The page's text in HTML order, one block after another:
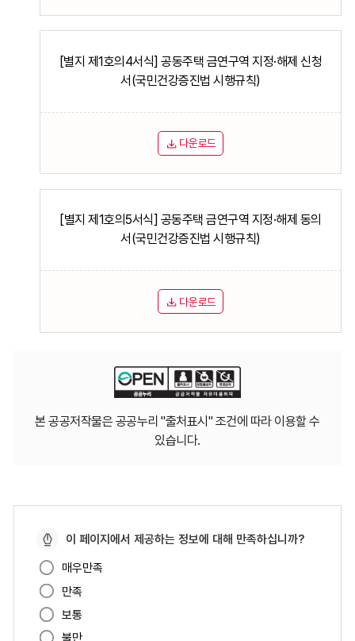
[별지 제1호의4서식] 공동주택 금연구역 지정·해제 신청
서(국민건강증진법 시행규칙)
다운로드
[별지 제1호의5서식] 공동주택 금연구역 지정·해제 동의
서(국민건강증진법 시행규칙)
다운로드
본 공공저작물은 공공누리 "출처표시" 조건에 따라 이용할 수
있습니다.
페
이
지
만
족
도
이 페이지에서 제공하는 정보에 대해 만족하십니까?
매우만족
만족
보통
불만